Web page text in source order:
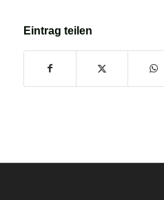
Eintrag teilen